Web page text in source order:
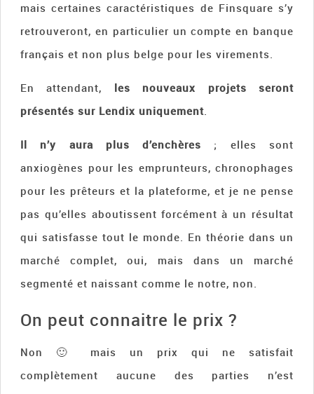
mais certaines caractéristiques de Finsquare s’y
retrouveront, en particulier un compte en banque
français et non plus belge pour les virements.
En attendant, les nouveaux projets seront
présentés sur Lendix uniquement.
Il n’y aura plus d’enchères ; elles sont
anxiogènes pour les emprunteurs, chronophages
pour les prêteurs et la plateforme, et je ne pense
pas qu’elles aboutissent forcément à un résultat
qui satisfasse tout le monde. En théorie dans un
marché complet, oui, mais dans un marché
segmenté et naissant comme le notre, non.
On peut connaitre le prix ?
Non 🙂 mais un prix qui ne satisfait
complètement aucune des parties n’est